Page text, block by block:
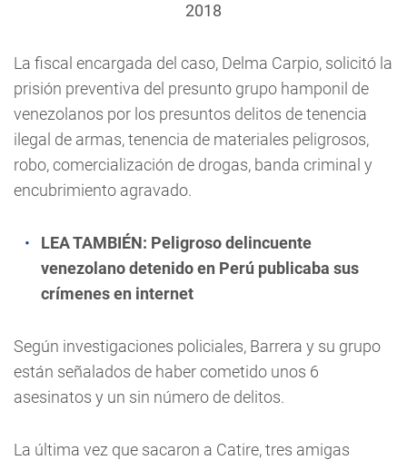
2018
La fiscal encargada del caso, Delma Carpio, solicitó la
prisión preventiva del presunto grupo hamponil de
venezolanos por los presuntos delitos de tenencia
ilegal de armas, tenencia de materiales peligrosos,
robo, comercialización de drogas, banda criminal y
encubrimiento agravado.
LEA TAMBIÉN: Peligroso delincuente
venezolano detenido en Perú publicaba sus
crímenes en internet
Según investigaciones policiales, Barrera y su grupo
están señalados de haber cometido unos 6
asesinatos y un sin número de delitos.
La última vez que sacaron a Catire, tres amigas